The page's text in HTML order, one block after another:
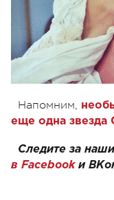
Напомним,
еще одна звезда
Следите за
в Facebookи